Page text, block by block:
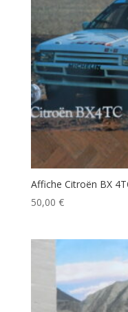
Affiche Citroën BX
50,00 €